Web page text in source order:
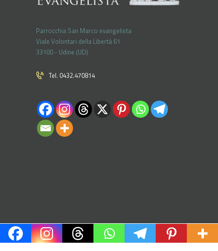
Parrocchia San Marco evangelista
Viale Volontari della Libertá 61
33100 - Udine (UD)
Tel. 0432.470814